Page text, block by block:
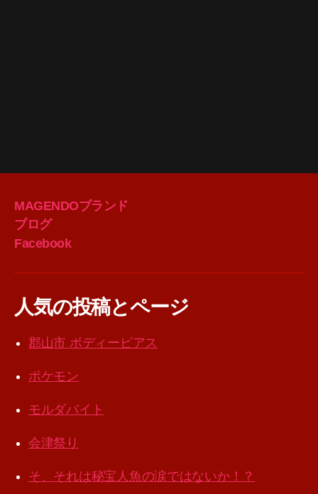
MAGENDOブランド
ブログ
Facebook
人気の投稿とページ
郡山市 ボディーピアス
ポケモン
モルダバイト
会津祭り
そ、それは秘宝人魚の涙ではないか！？